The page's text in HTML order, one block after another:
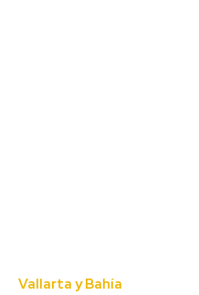
Vallarta y Bahía